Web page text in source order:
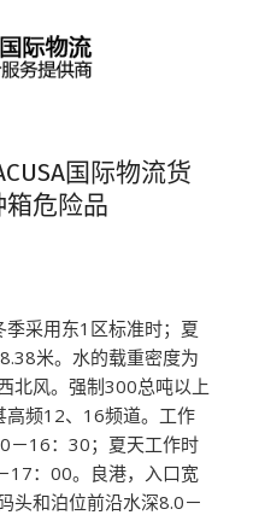
国际物流货
危险品
采用东1区标准时；夏
米。水的载重密度为
北风。强制300总吨以上
高频12、16频道。工作
－16：30；夏天工作时
17：00。良港，入口宽
头和泊位前沿水深8.0－